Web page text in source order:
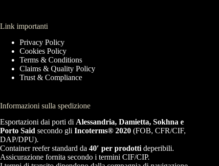
Link importanti
Privacy Policy
Cookies Policy
Terms & Conditions
Claims & Quality Policy
Trust & Compliance
Informazioni sulla spedizione
Esportazioni dai porti di Alessandria, Damietta, Sokhna e
Porto Said secondo gli Incoterms® 2020 (FOB, CFR/CIF,
DAP/DPU).
Container reefer standard da 40′ per prodotti deperibili.
Assicurazione fornita secondo i termini CIF/CIP.